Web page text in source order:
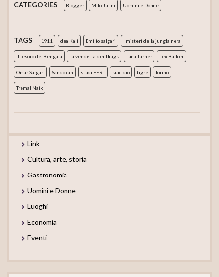
CATEGORIES Blogger Milo Julini Uomini e Donne
TAGS 1911 dea Kalì Emilio salgari I misteri della jungla nera
Il tesoro del Bengala La vendetta dei Thugs Lana Turner Lex Barker
Omar Salgari Sandokan studi FERT suicidio tigre Torino
Tremal Naik
Link
Cultura, arte, storia
Gastronomia
Uomini e Donne
Luoghi
Economia
Eventi